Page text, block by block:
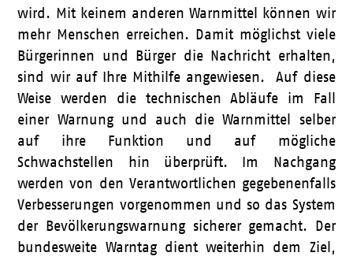
wird. Mit keinem anderen Warnmittel können wir
mehr Menschen erreichen. Damit möglichst viele
Bürgerinnen und Bürger die Nachricht erhalten,
sind wir auf Ihre Mithilfe angewiesen. Auf diese
Weise werden die technischen Abläufe im Fall
einer Warnung und auch die Warnmittel selber
auf ihre Funktion und auf mögliche
Schwachstellen hin überprüft. Im Nachgang
werden von den Verantwortlichen gegebenenfalls
Verbesserungen vorgenommen und so das System
der Bevölkerungswarnung sicherer gemacht. Der
bundesweite Warntag dient weiterhin dem Ziel,